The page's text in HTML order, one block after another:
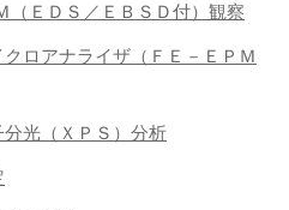
（ＥＤＳ／ＥＢＳＤ付）観察
ロアナライザ（ＦＥ－ＥＰＭ
分光（ＸＰＳ）分析